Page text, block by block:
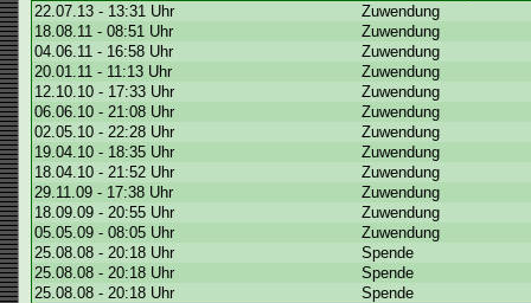
22.07.13 - 13:31 Uhr
Zuwendung
18.08.11 - 08:51 Uhr
Zuwendung
04.06.11 - 16:58 Uhr
Zuwendung
20.01.11 - 11:13 Uhr
Zuwendung
12.10.10 - 17:33 Uhr
Zuwendung
06.06.10 - 21:08 Uhr
Zuwendung
02.05.10 - 22:28 Uhr
Zuwendung
19.04.10 - 18:35 Uhr
Zuwendung
18.04.10 - 21:52 Uhr
Zuwendung
29.11.09 - 17:38 Uhr
Zuwendung
18.09.09 - 20:55 Uhr
Zuwendung
05.05.09 - 08:05 Uhr
Zuwendung
25.08.08 - 20:18 Uhr
Spende
25.08.08 - 20:18 Uhr
Spende
25.08.08 - 20:18 Uhr
Spende